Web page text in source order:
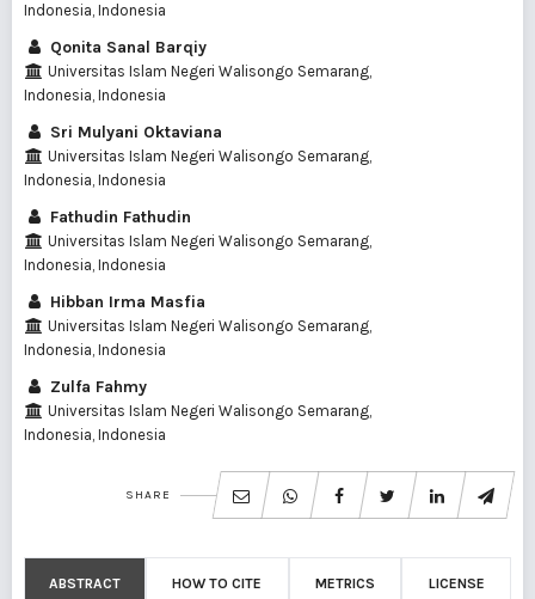
Indonesia, Indonesia
Qonita Sanal Barqiy
Universitas Islam Negeri Walisongo Semarang,
Indonesia, Indonesia
Sri Mulyani Oktaviana
Universitas Islam Negeri Walisongo Semarang,
Indonesia, Indonesia
Fathudin Fathudin
Universitas Islam Negeri Walisongo Semarang,
Indonesia, Indonesia
Hibban Irma Masfia
Universitas Islam Negeri Walisongo Semarang,
Indonesia, Indonesia
Zulfa Fahmy
Universitas Islam Negeri Walisongo Semarang,
Indonesia, Indonesia
SHARE
ABSTRACT HOW TO CITE METRICS LICENSE